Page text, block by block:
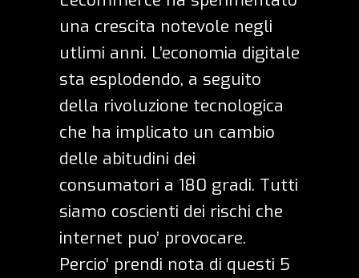
una crescita notevole negli
utlimi anni. L’economia digitale
sta esplodendo, a seguito
della rivoluzione tecnologica
che ha implicato un cambio
delle abitudini dei
consumatori a 180 gradi. Tutti
siamo coscienti dei rischi che
internet puo’ provocare.
Percio’ prendi nota di questi 5